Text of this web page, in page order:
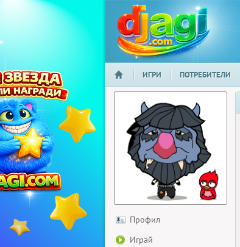
НАЧАЛО
ИГРИ ПОТРЕБИТЕЛИ
Профил
Играй